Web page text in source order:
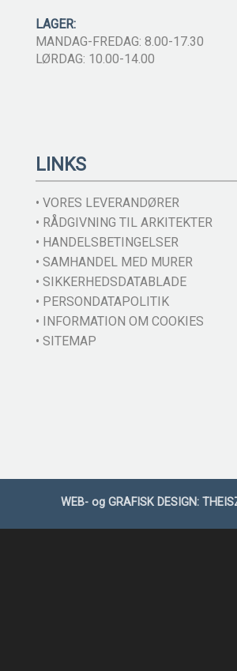
LAGER:
MANDAG-FREDAG: 8.00-17.30
LØRDAG: 10.00-14.00
LINKS
• VORES LEVERANDØRER
• RÅDGIVNING TIL ARKITEKTER
• HANDELSBETINGELSER
• SAMHANDEL MED MURER
• SIKKERHEDSDATABLADE
• PERSONDATAPOLITIK
• INFORMATION OM COOKIES
• SITEMAP
WEB- og GRAFISK DESIGN: